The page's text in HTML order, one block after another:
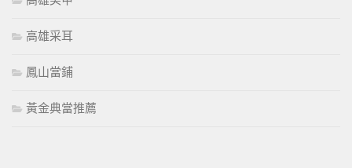
高雄采耳
鳳山當鋪
黃金典當推薦